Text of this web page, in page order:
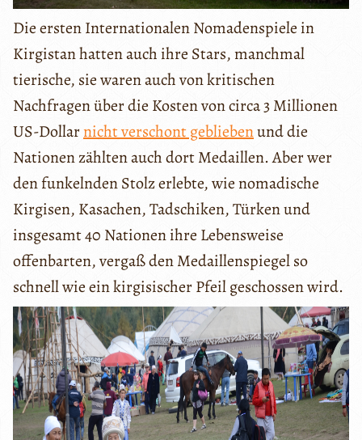
Die ersten Internationalen Nomadenspiele in
Kirgistan hatten auch ihre Stars, manchmal
tierische, sie waren auch von kritischen
Nachfragen über die Kosten von circa 3 Millionen
US-Dollarnicht verschont gebliebenund die
Nationen zählten auch dort Medaillen. Aber wer
den funkelnden Stolz erlebte, wie nomadische
Kirgisen, Kasachen, Tadschiken, Türken und
insgesamt 40 Nationen ihre Lebensweise
offenbarten, vergaß den Medaillenspiegel so
schnell wie ein kirgisischer Pfeil geschossen wird.